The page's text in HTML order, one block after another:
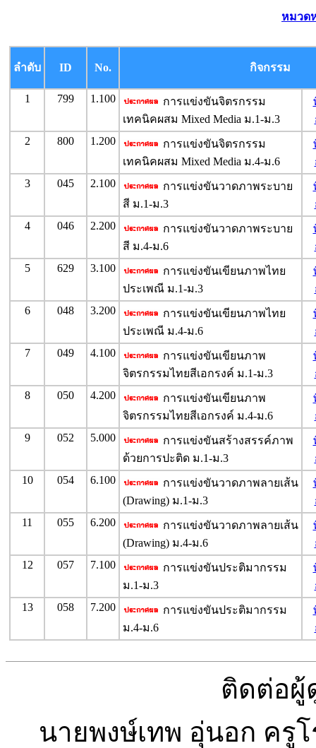
หมวด
ลำดับ ID No. กิจกรรม
1 799 1.100
การแข่งขันจิตรกรรม
เทคนิคผสม Mixed Media ม.1-ม.3
2
800 1.200
การแข่งขันจิตรกรรม
เทคนิคผสม Mixed Media ม.4-ม.6
3
045 2.100
การแข่งขันวาดภาพระบาย
สี ม.1-ม.3
4
046 2.200
การแข่งขันวาดภาพระบาย
สี ม.4-ม.6
5
629 3.100
การแข่งขันเขียนภาพไทย
ประเพณี ม.1-ม.3
6
048 3.200
การแข่งขันเขียนภาพไทย
ประเพณี ม.4-ม.6
7
049 4.100
การแข่งขันเขียนภาพ
จิตรกรรมไทยสีเอกรงค์ ม.1-ม.3
8
050 4.200
การแข่งขันเขียนภาพ
จิตรกรรมไทยสีเอกรงค์ ม.4-ม.6
9
052 5.000
การแข่งขันสร้างสรรค์ภาพ
ด้วยการปะติด ม.1-ม.3
10
054 6.100
การแข่งขันวาดภาพลายเส้น
(Drawing) ม.1-ม.3
11
055 6.200
การแข่งขันวาดภาพลายเส้น
(Drawing) ม.4-ม.6
12
057 7.100
การแข่งขันประติมากรรม
ม.1-ม.3
13
058 7.200
การแข่งขันประติมากรรม
ม.4-ม.6
ติดต่อผู้
นายพงษ์เทพ อุ่นอก ครู